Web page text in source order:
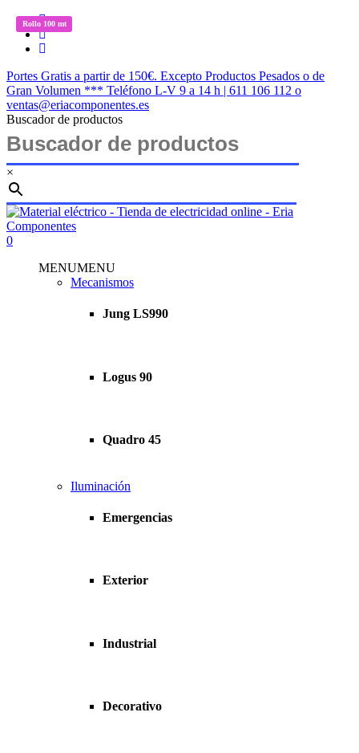
Saltar
contenido
twitter
facebook
instagram
Portes Gratis a partir de 150€. Excepto Productos Pesados o de
Gran Volumen *** Teléfono L-V 9 a 14 h | 611 106 112 o
ventas@eriacomponentes.es
Buscador de productos
×
Cerrar
búsqueda
buscar
account
0
MENUMENU
Mecanismos
Jung LS990
Logus 90
Quadro 45
Iluminación
Emergencias
Exterior
Industrial
Decorativo
Rollo 100 mt
Rollo 100 mt
Rollo 100 mt
Rollo 100 mt
Rollo 100 mt